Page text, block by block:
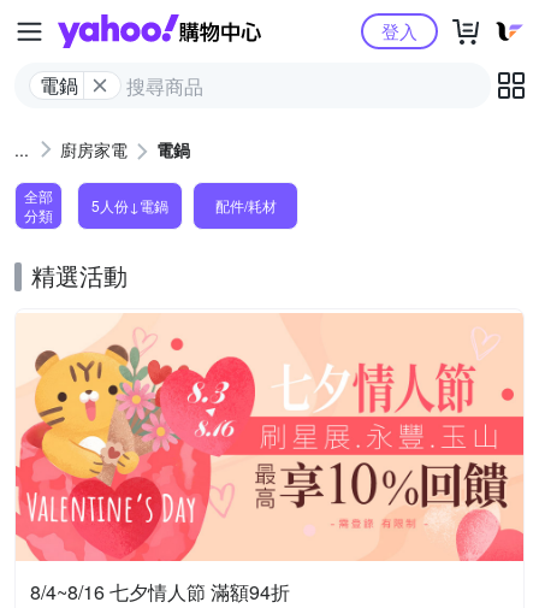
Yahoo購物中心
電鍋
登入
廚房家電 電鍋
全部
分類
5人份↓電鍋 配件/耗材
精選活動
8/4~8/16 七夕情人節 滿額94折